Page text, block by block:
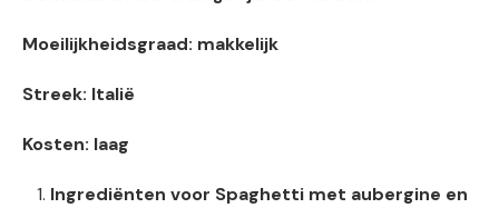
Moeilijkheidsgraad: makkelijk
Streek: Italië
Kosten: laag
Ingrediënten voor Spaghetti met aubergine en